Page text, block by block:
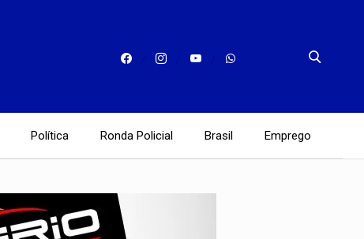
Política Ronda Policial Brasil Emprego